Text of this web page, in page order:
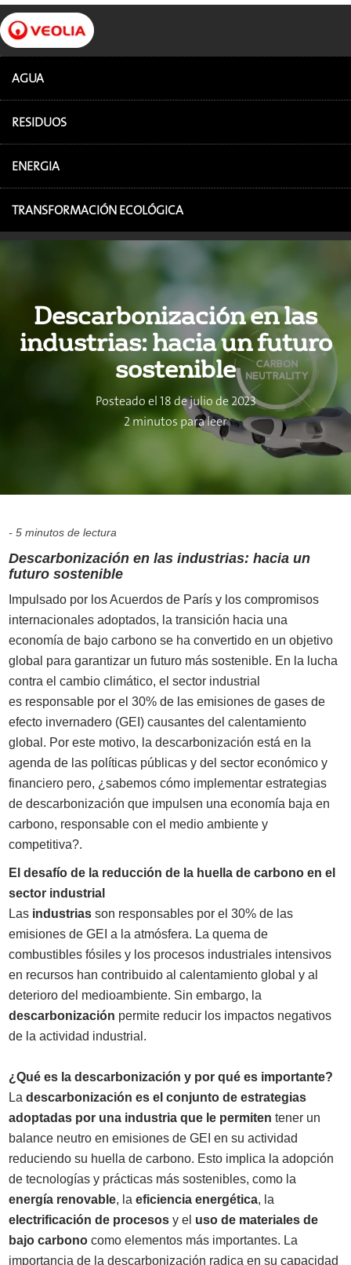
AGUA
RESIDUOS
ENERGIA
TRANSFORMACIÓN ECOLÓGICA
Descarbonización en las
industrias: hacia un futuro
sostenible
Posteado el 18 de julio de 2023
2 minutos para leer
- 5 minutos de lectura
Descarbonización en las industrias: hacia un
futuro sostenible
mpulsado por los Acuerdos de París y los compromisos
internacionales adoptados, la transición hacia una
economía de bajo carbono se ha convertido en un objetivo
global para garantizar un futuro más sostenible. En la lucha
contra el cambio climático, el sector industrial
es responsable por el 30% de las emisiones de gases de
efecto invernadero (GEI) causantes del calentamiento
global. Por este motivo, la descarbonización está en la
agenda de las políticas públicas y del sector económico y
financiero pero, ¿sabemos cómo implementar estrategias
de descarbonización que impulsen una economía baja en
carbono, responsable con el medio ambiente y
competitiva?.
El desafío de la reducción de la huella de carbono en el
sector industrial
Las industrias son responsables por el 30% de las
emisiones de GEI a la atmósfera. La quema de
combustibles fósiles y los procesos industriales intensivos
en recursos han contribuido al calentamiento global y al
deterioro del medioambiente. Sin embargo, la
descarbonización permite reducir los impactos negativos
de la actividad industrial.
¿Qué es la descarbonización y por qué es importante?
Ladescarbonización es el conjunto de estrategias
adoptadas por una industria que le permiten tener un
balance neutro en emisiones de GEI en su actividad
reduciendo su huella de carbono. Esto implica la adopción
de tecnologías y prácticas más sostenibles, como la
energía renovable, laeficiencia energética, la
electrificación de procesos y el uso de materiales de
bajo carbonocomo elementos más importantes. La
importancia de la descarbonización radica en su capacidad